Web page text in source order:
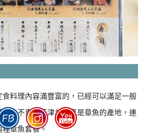
料理內容滿豐富的，已經可以滿足一般
也不貴。下津井果真是章魚的產地，連
章魚套餐。